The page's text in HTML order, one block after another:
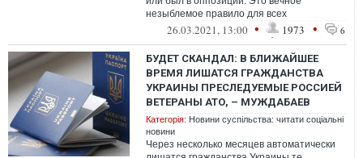
незыблемое правило для всех
26.03.2021, 13:00 • 1973 • 6
БУДЕТ СКАНДАЛ: В БЛИЖАЙШЕЕ
ВРЕМЯ ЛИШАТСЯ ГРАЖДАНСТВА
УКРАИНЫ ПРЕСЛЕДУЕМЫЕ РОССИЕЙ
ВЕТЕРАНЫ АТО, – МУЖДАБАЕВ
Категорія: Новини суспільства: читати соціальні
новини
Через несколько месяцев автоматически